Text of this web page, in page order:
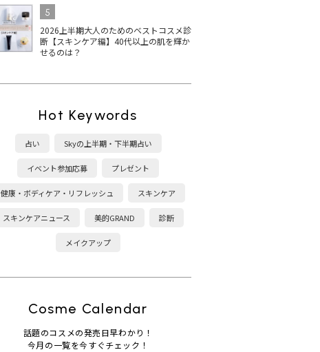
5
2026上半期大人のためのベストコスメ診
断【スキンケア編】40代以上の肌を輝か
せるのは？
Hot Keywords
占い Skyの上半期・下半期占い
イベント参加応募 プレゼント
健康・ボディケア・リフレッシュ スキンケア
スキンケアニュース 美的GRAND 診断
メイクアップ
Cosme Calendar
話題のコスメの発売日早わかり！
今月の一覧を今すぐチェック！